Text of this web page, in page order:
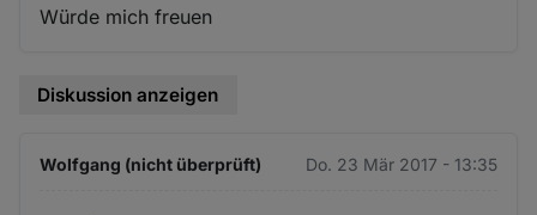
Würde mich freuen
Diskussion anzeigen
Wolfgang (nicht überprüft) Do. 23 Mär 2017 - 13:35